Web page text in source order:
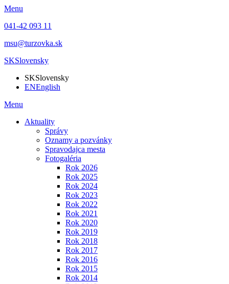
Menu
041-42 093 11
msu@turzovka.sk
SKSlovensky
SKSlovensky
ENEnglish
Menu
Aktuality
Správy
Oznamy a pozvánky
Spravodajca mesta
Fotogaléria
Rok 2026
Rok 2025
Rok 2024
Rok 2023
Rok 2022
Rok 2021
Rok 2020
Rok 2019
Rok 2018
Rok 2017
Rok 2016
Rok 2015
Rok 2014